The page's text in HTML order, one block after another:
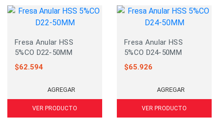
Fresa Anular HSS
5%CO D22-50MM
$62.594
AGREGAR
VER PRODUCTO
Fresa Anular HSS
5%CO D24-50MM
$65.926
AGREGAR
VER PRODUCTO